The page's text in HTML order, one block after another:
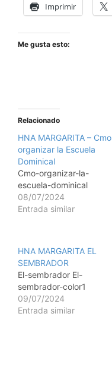
Imprimir
Me gusta esto:
Relacionado
HNA MARGARITA – Cmo
organizar la Escuela
Dominical
Cmo-organizar-la-
escuela-dominical
08/07/2024
Entrada similar
HNA MARGARITA EL
SEMBRADOR
El-sembrador El-
sembrador-color1
09/07/2024
Entrada similar